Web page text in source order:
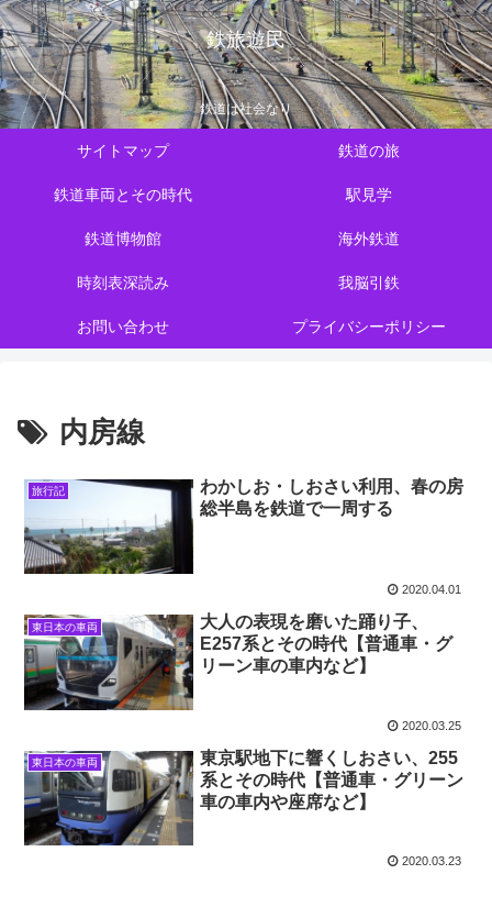
鉄旅遊民
鉄道は社会なり
サイトマップ 鉄道の旅
鉄道車両とその時代 駅見学
鉄道博物館 海外鉄道
時刻表深読み 我脳引鉄
お問い合わせ プライバシーポリシー
内房線
旅行記
わかしお・しおさい利用、春の房
総半島を鉄道で一周する
2020.04.01
東日本の車両
大人の表現を磨いた踊り子、
E257系とその時代【普通車・グ
リーン車の車内など】
2020.03.25
東日本の車両
東京駅地下に響くしおさい、255
系とその時代【普通車・グリーン
車の車内や座席など】
2020.03.23